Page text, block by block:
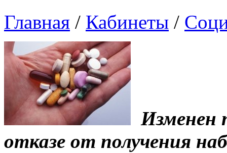
Главная / Кабинеты /
Изменен
отказе от получения